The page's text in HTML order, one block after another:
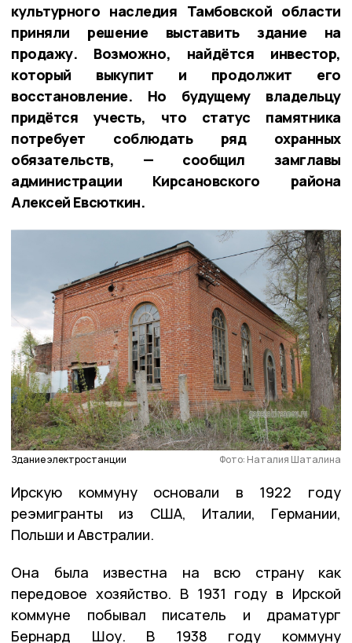
культурного наследия Тамбовской области
приняли решение выставить здание на
продажу. Возможно, найдётся инвестор,
который выкупит и продолжит его
восстановление. Но будущему владельцу
придётся учесть, что статус памятника
потребует соблюдать ряд охранных
обязательств, — сообщил замглавы
администрации Кирсановского района
Алексей Евсюткин.
Здание электростанции Фото: Наталия Шаталина
Ирскую коммуну основали в 1922 году
реэмигранты из США, Италии, Германии,
Польши и Австралии.
Она была известна на всю страну как
передовое хозяйство. В 1931 году в Ирской
коммуне побывал писатель и драматург
Бернард Шоу. В 1938 году коммуну